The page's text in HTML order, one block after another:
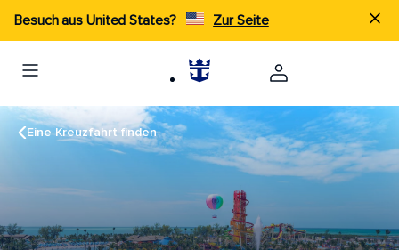
Besuch aus United States? Zur Seite
Eine Kreuzfahrt finden